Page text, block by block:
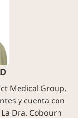
Medical Group,
y cuenta con
Dra. Cobourn